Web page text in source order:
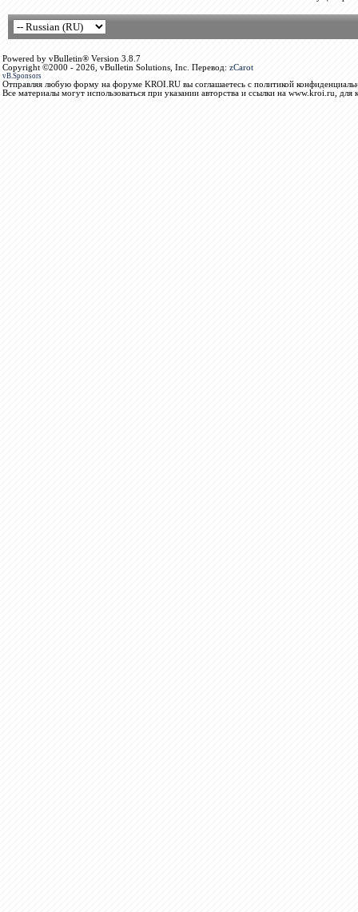
Powered by vBulletin® Version 3.8.7
Copyright ©2000 - 2026, vBulletin Solutions, Inc. Перевод: zCarot
vB.Sponsors
Отправляя любую форму на форуме KROI.RU вы соглашаетесь с политикой
Все материалы могут использоваться при указании авторства и ссылки на www.kroi.ru, для